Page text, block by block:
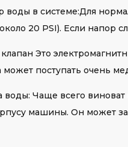
в системе:Для
20 PSI). Если напор
Это
может поступать очень
воды: Чаще всего
машины. Он может